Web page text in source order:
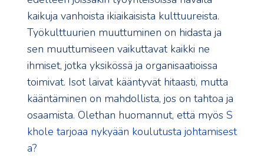
kaikuja vanhoista ikiaikaisista kulttuureista.
Työkulttuurien muuttuminen on hidasta ja
sen muuttumiseen vaikuttavat kaikki ne
ihmiset, jotka yksikössä ja organisaatioissa
toimivat. Isot laivat kääntyvät hitaasti, mutta
kääntäminen on mahdollista, jos on tahtoa ja
osaamista. Olethan huomannut, että myös S
khole tarjoaa nykyään koulutusta johtamisest
a?